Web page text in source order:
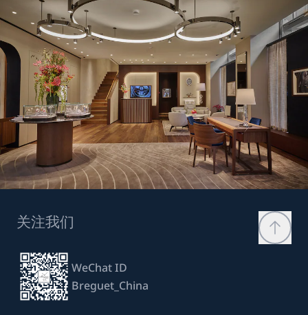
关注我们
WeChat ID
Breguet_China